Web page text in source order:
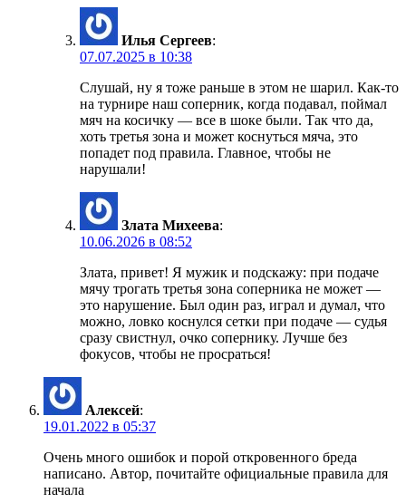
Илья Сергеев:
07.07.2025 в 10:38
Слушай, ну я тоже раньше в этом не шарил. Как-то
на турнире наш соперник, когда подавал, поймал
мяч на косичку — все в шоке были. Так что да,
хоть третья зона и может коснуться мяча, это
попадет под правила. Главное, чтобы не
нарушали!
Злата Михеева:
10.06.2026 в 08:52
Злата, привет! Я мужик и подскажу: при подаче
мячу трогать третья зона соперника не может —
это нарушение. Был один раз, играл и думал, что
можно, ловко коснулся сетки при подаче — судья
сразу свистнул, очко сопернику. Лучше без
фокусов, чтобы не просраться!
Алексей:
19.01.2022 в 05:37
Очень много ошибок и порой откровенного бреда
написано. Автор, почитайте официальные правила для
начала